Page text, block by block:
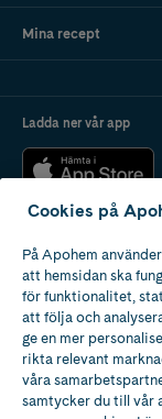
Mina recept
Ladda ner vår app
Apotek med
av
Cookies på
På Apohem
att hemsidan ska
för funktionalitet,
att följa och
ge en mer
rikta relevant
våra
samtycker du till vår